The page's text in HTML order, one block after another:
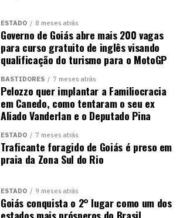
ESTADO 8 meses atrás
Governo de Goiás abre mais 200 vagas
para curso gratuito de inglês visando
qualificação do turismo para o MotoGP
BASTIDORES 7 meses atrás
Pelozzo quer implantar a Familiocracia
em Canedo, como tentaram o seu ex
Aliado Vanderlan e o Deputado Pina
ESTADO 7 meses atrás
Traficante foragido de Goiás é preso em
praia da Zona Sul do Rio
ESTADO 9 meses atrás
Goiás conquista o 2° lugar como um dos